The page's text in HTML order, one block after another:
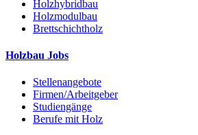
Holzhybridbau
Holzmodulbau
Brettschichtholz
Holzbau Jobs
Stellenangebote
Firmen/Arbeitgeber
Studiengänge
Berufe mit Holz